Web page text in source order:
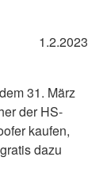
1.2.2023
31. März
der HS-
kaufen,
dazu